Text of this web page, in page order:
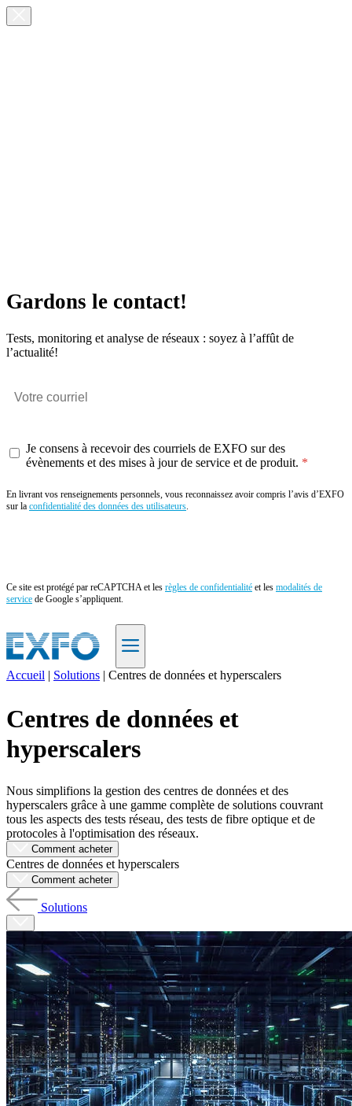
Gardons le contact!
Tests, monitoring et analyse de réseaux : soyez à l’affût de
l’actualité!
Je consens à recevoir des courriels de EXFO sur des
évènements et des mises à jour de service et de produit.
En livrant vos renseignements personnels, vous reconnaissez avoir compris l’avis d’EXFO
sur la confidentialité des données des utilisateurs.
Ce site est protégé par reCAPTCHA et les règles de confidentialité et les modalités de
service de Google s’appliquent.
Produits
Solutions
Soutien
Acheter
Ressources
Contactez-
nous
S'enregistrer
Se
connecter
Entreprise
Emploi
Partenaires
Fournisseurs
Accueil | Solutions | Centres de données et hyperscalers
Centres de données et
hyperscalers
Nous simplifions la gestion des centres de données et des
hyperscalers grâce à une gamme complète de solutions couvrant
tous les aspects des tests réseau, des tests de fibre optique et de
protocoles à l'optimisation des réseaux.
Comment acheter
Centres de données et hyperscalers
Comment acheter
Solutions